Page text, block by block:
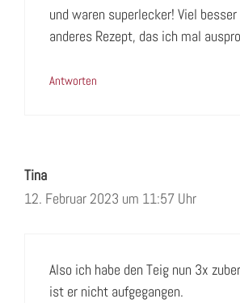
und waren superlecker! Viel
anderes Rezept, das ich mal
Antworten
Tina
12. Februar 2023 um 11:57 Uhr
Also ich habe den Teig nun 3x
ist er nicht aufgegangen.